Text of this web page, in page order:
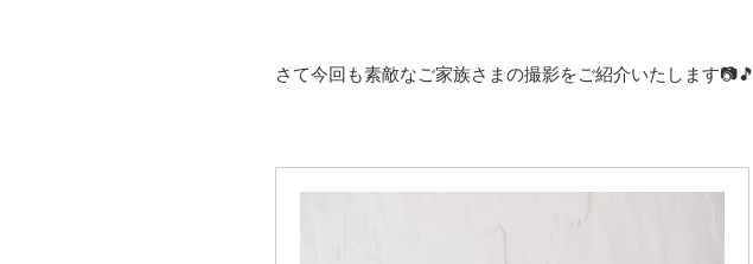
さて今回も素敵なご家族さまの撮影をご紹介いたします📷🎵